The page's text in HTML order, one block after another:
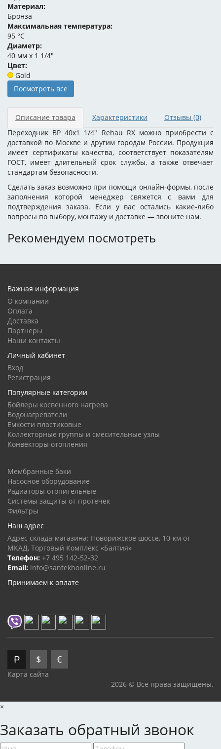
Материал:
Бронза
Максимальная температура:
95 °C
Диаметр:
40 мм x 1 1/4"
Цвет:
Gold
Посмотреть все
Описание товара Характеристики Отзывы (0)
Переходник ВР 40x1 1/4" Rehau RX можно приобрести с
доставкой по Москве и другим городам России. Продукция
имеет сертификаты качества, соответствует показателям
ГОСТ, имеет длительный срок службы, а также отвечает
стандартам безопасности.
Сделать заказ возможно при помощи онлайн-формы, после
заполнения которой менеджер свяжется с вами для
подтверждения заказа. Если у вас остались какие-либо
вопросы по выбору, монтажу и доставке — звоните нам.
Рекомендуем посмотреть
Важная информация
О компании
Оплата
Доставка
Партнеры
Наши контакты
Личный кабинет
Вход
Регистрация
Популярные категории
Бойлеры косвенного нагрева
Водонагреватели
Емкости пластиковые
Коллекторные группы и смесительные узлы
Конвекторы отопления
Мембранные баки
Насосное оборудование
Радиаторы отопительные
Системы защиты от протечек
Фильтры
Наш адрес
Адрес склада-магазина: Новорижское шоссе, 10-км от
МКАД, Торговый Комплекс «Балтия»
Телефон: +7 495 142-52-32
Email: info@santekhonline.ru
Принимаем к оплате
Р $ €
Карта сайта
2026 © Все права защищены.
×
Заказать обратный звонок